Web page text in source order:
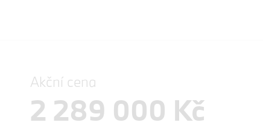
Akční cena
2 289 000 Kč